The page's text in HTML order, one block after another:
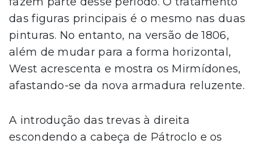
das figuras principais é o mesmo nas duas
pinturas. No entanto, na versão de 1806,
além de mudar para a forma horizontal,
West acrescenta e mostra os Mirmídones,
afastando-se da nova armadura reluzente.
A introdução das trevas à direita
escondendo a cabeça de Pátroclo e os